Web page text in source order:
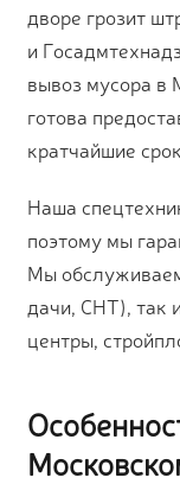
дворе грозит
и
вывоз мусора в
готова
кратчайшие
Наша
поэтому мы
Мы
дачи, СНТ), так
центры,